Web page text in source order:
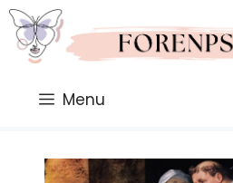
Saltar
al
contenido
Menu